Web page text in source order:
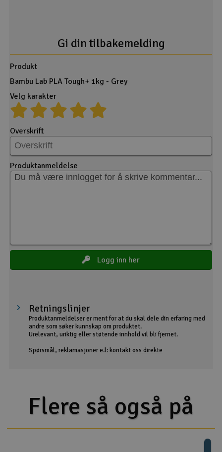
Gi din tilbakemelding
Produkt
Bambu Lab PLA Tough+ 1kg - Grey
Velg karakter
Overskrift
Produktanmeldelse
Logg inn her
Retningslinjer
Produktanmeldelser er ment for at du skal dele din erfaring med
andre som søker kunnskap om produktet.
Urelevant, uriktig eller støtende innhold vil bli fjernet.
Spørsmål, reklamasjoner e.l: kontakt oss direkte
Flere så også på